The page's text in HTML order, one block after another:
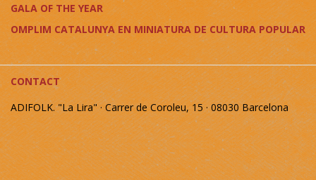
GALA OF THE YEAR
OMPLIM CATALUNYA EN MINIATURA DE CULTURA POPULAR
CONTACT
ADIFOLK. "La Lira" · Carrer de Coroleu, 15 · 08030 Barcelona